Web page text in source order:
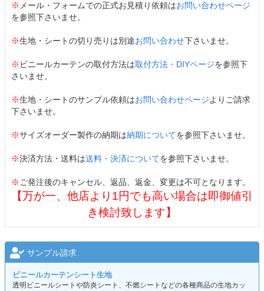
※ メール・フォームでの正式お見積り依頼はお問い合わせページ
を参照下さいませ。
※生地・シートの切り売りは別途お問い合わせ下さいませ。
※ ビニールカーテンの取付方法は取付方法・DIYページを参照下
さいませ。
※生地・シートのサンプル依頼はお問い合わせページよりご請求
下さいませ。
※サイズオーダー製作の納期は納期についてを参照下さいませ。
※決済方法・送料は送料・決済についてを参照下さいませ。
※ ご発注後のキャンセル、返品、返金、変更は不可となります。
【万が一、他店より1円でも高い場合は即御値引
き検討致します】
サンプル請求
ビニールカーテンシート生地
透明ビニールシートや防炎シート、不燃シートなどの各種商品の生地カッ